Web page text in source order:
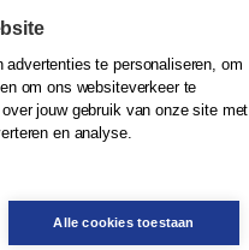
van Kinderen
Jonker,R.B.
te personaliseren, om
om ons websiteverkeer te
jouw gebruik van onze site met
en analyse.
Alle cookies toestaan